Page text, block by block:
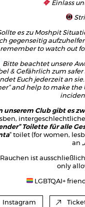
Einlass
es zu Moshpit
gegenseitig
remember to watch out
Bitte beachtet unsere
& Gefährlich zum
Euch jederzeit an
and help to make the
unserem Club gibt es
Toilette für alle
“ toilet (for women,
an
Rauchen ist
only
LGBTQAI+
Instagram